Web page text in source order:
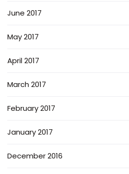
June 2017
May 2017
April 2017
March 2017
February 2017
January 2017
December 2016